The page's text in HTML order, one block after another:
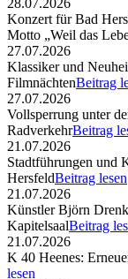
28.07.2026
Konzert für Bad
Motto „Weil das
27.07.2026
Klassiker und
FilmnächtenBeitrag
27.07.2026
Vollsperrung unter
RadverkehrBeitrag
21.07.2026
Stadtführungen und
HersfeldBeitrag lesen
21.07.2026
Künstler Björn
KapitelsaalBeitrag
21.07.2026
K 40 Heenes:
lesen